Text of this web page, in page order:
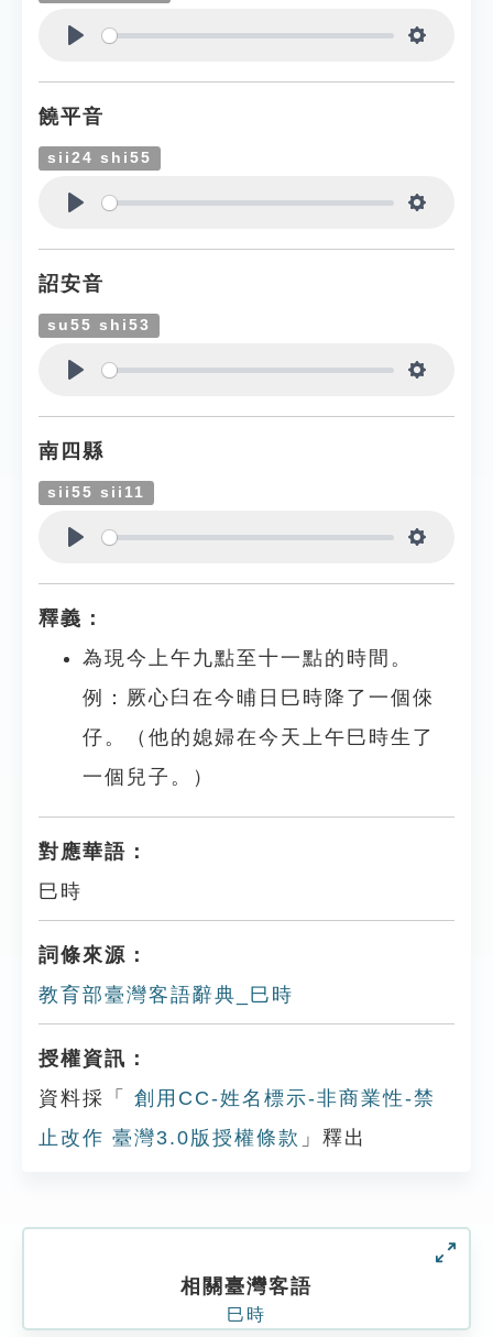
饒平音
sii24 shi55
詔安音
su55 shi53
南四縣
sii55 sii11
釋義：
為現今上午九點至十一點的時間。
例：厥心臼在今晡日巳時降了一個倈
仔。（他的媳婦在今天上午巳時生了
一個兒子。）
對應華語：
巳時
詞條來源：
教育部臺灣客語辭典_巳時
授權資訊：
資料採「
創用CC-姓名標示-非商業性-禁
止改作 臺灣3.0版授權條款 」釋出
相關臺灣客語
巳時